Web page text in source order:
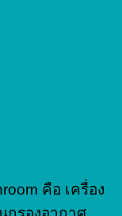
คือ เครื่อง